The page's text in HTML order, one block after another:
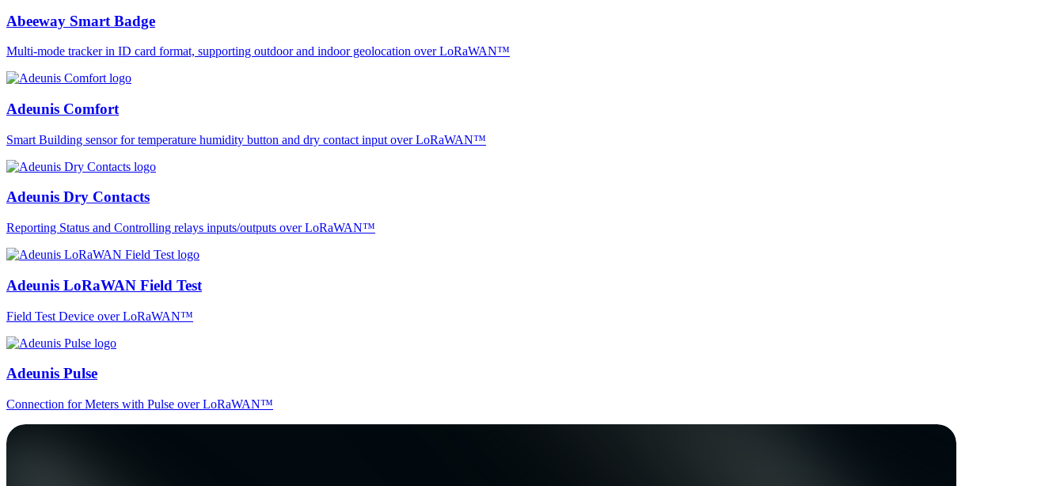
Abeeway Smart Badge
Multi-mode tracker in ID card format, supporting outdoor and indoor geolocation over LoRaWAN™
Adeunis Comfort
Smart Building sensor for temperature humidity button and dry contact input over LoRaWAN™
Adeunis Dry Contacts
Reporting Status and Controlling relays inputs/outputs over LoRaWAN™
Adeunis LoRaWAN Field Test
Field Test Device over LoRaWAN™
Adeunis Pulse
Connection for Meters with Pulse over LoRaWAN™